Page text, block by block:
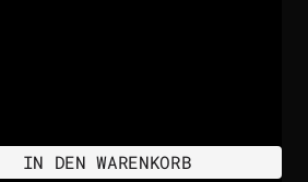
IN DEN WARENKORB